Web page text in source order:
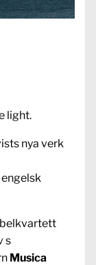
light.
nya verk
s
Musica